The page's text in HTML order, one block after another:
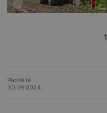
1
Publié le
30.09.2024